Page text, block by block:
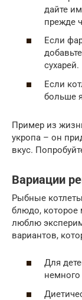
дайте
прежде
Если
сухарей.
Если
больше
Пример из
укропа – он
вкус.
Вариации
Рыбные
блюдо, которое
люблю
вариантов,
Для
немного